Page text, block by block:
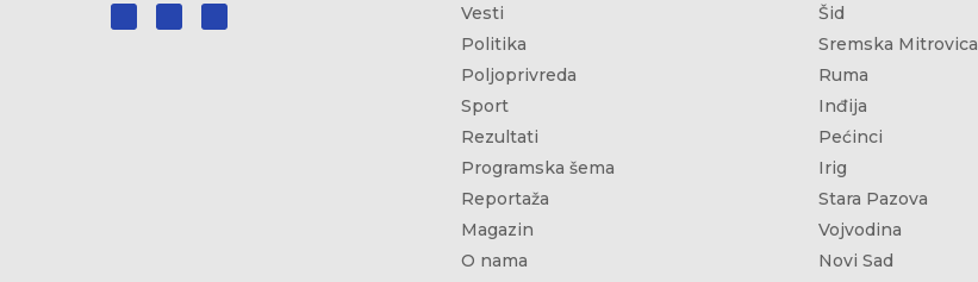
Vesti
Politika
Poljoprivreda
Sport
Rezultati
Programska šema
Reportaža
Magazin
O nama
Šid
Sremska Mitrovica
Ruma
Inđija
Pećinci
Irig
Stara Pazova
Vojvodina
Novi Sad